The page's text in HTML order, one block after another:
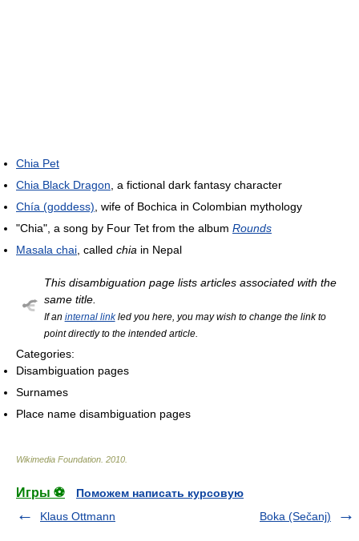
Chia Pet
Chia Black Dragon , a fictional dark fantasy character
Chía (goddess) , wife of Bochica in Colombian mythology
"Chia", a song by Four Tet from the album Rounds
Masala chai , called chia in Nepal
This disambiguation page lists articles associated with the
same title.
If an internal linkled you here, you may wish to change the link to
point directly to the intended article.
Categories:
Disambiguation pages
Surnames
Place name disambiguation pages
Wikimedia Foundation 2010
Игры ⚽
Поможем написать курсовую
Klaus Ottmann
Boka (Sečanj)